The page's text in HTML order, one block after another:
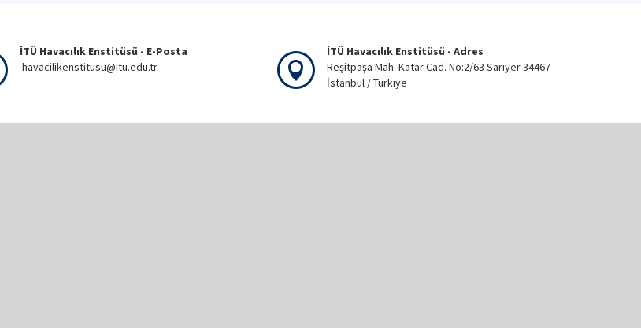
İTÜ Havacılık Enstitüsü - E-Posta
havacilikenstitusu@itu.edu.tr
İTÜ Havacılık Enstitüsü - Adres
Reşitpaşa Mah. Katar Cad. No:2/63 Sarıyer 34467
İstanbul / Türkiye